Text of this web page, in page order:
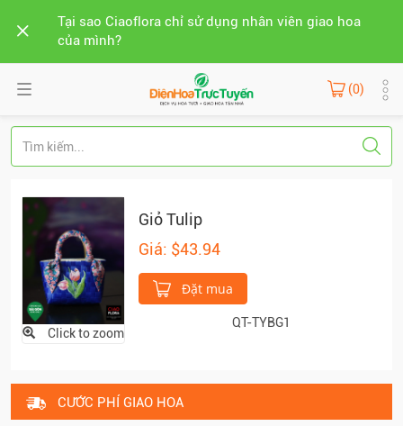
Tại sao Ciaoflora chỉ sử dụng nhân viên giao hoa
của mình?
(0)
Click to zoom
Giỏ Tulip
Giá: $43.94
Đặt mua
QT-TYBG1
CƯỚC PHÍ GIAO HOA